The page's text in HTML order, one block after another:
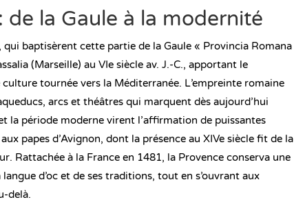
de la Gaule à la modernité
baptisèrent cette partie de la Gaule « Provincia Romana
(Marseille) au VIe siècle av. J.-C., apportant le
tournée vers la Méditerranée. L’empreinte romaine
arcs et théâtres qui marquent dès aujourd’hui
la période moderne virent l’affirmation de puissantes
papes d’Avignon, dont la présence au XIVe siècle fit de la
Rattachée à la France en 1481, la Provence conserva une
d’oc et de ses traditions, tout en s’ouvrant aux
delà.